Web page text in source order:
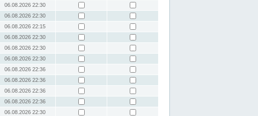
06.08.2026 22:30
06.08.2026 22:30
06.08.2026 22:15
06.08.2026 22:30
06.08.2026 22:30
06.08.2026 22:30
06.08.2026 22:36
06.08.2026 22:36
06.08.2026 22:36
06.08.2026 22:36
06.08.2026 22:30